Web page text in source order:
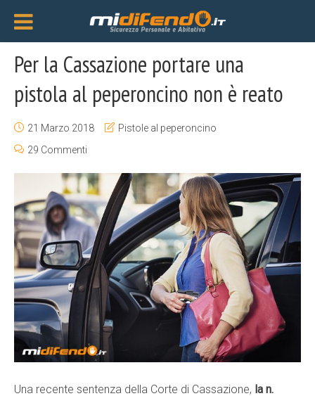
Per la Cassazione portare una
pistola al peperoncino non è reato
21 Marzo 2018
Pistole al peperoncino
29 Commenti
Una recente sentenza della Corte di Cassazione, la n.